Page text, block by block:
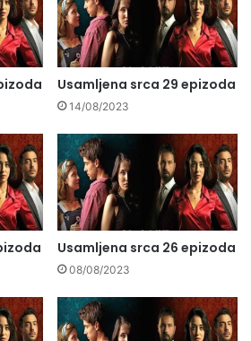
Usamljena srca 29 epizoda
14/08/2023
Usamljena srca 26 epizoda
08/08/2023